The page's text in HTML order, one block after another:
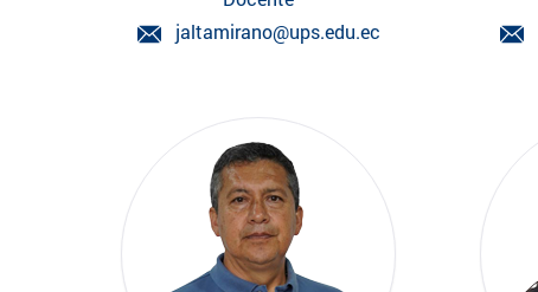
jaltamirano@ups.edu.ec